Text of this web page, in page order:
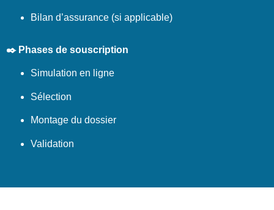
Bilan d’assurance (si applicable)
✒️ Phases de souscription
Simulation en ligne
Sélection
Montage du dossier
Validation